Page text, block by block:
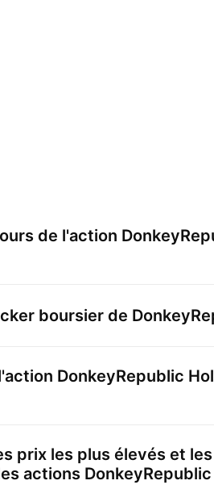
de l'action
boursier de
DonkeyRepublic
prix les plus élevés et
actions